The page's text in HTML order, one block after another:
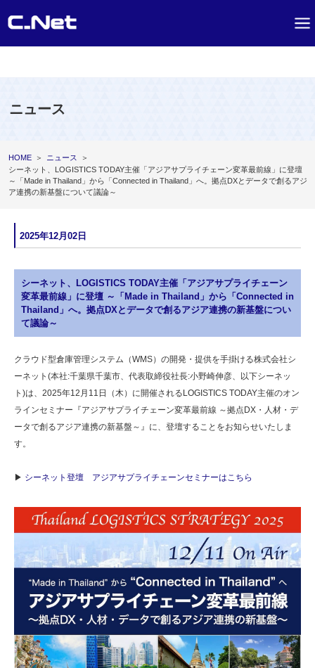
ニュース
HOME ＞ ニュース
＞
シーネット、LOGISTICS TODAY主催「アジアサプライチェーン変革最前線」に登壇
～「Made in Thailand」から「Connected in Thailand」へ。拠点DXとデータで創るアジ
ア連携の新基盤について議論～
2025年12月02日
シーネット、LOGISTICS TODAY主催「アジアサプライチェーン
変革最前線」に登壇 ～「Made in Thailand」から「Connected in
Thailand」へ。拠点DXとデータで創るアジア連携の新基盤につい
て議論～
クラウド型倉庫管理システム（WMS）の開発・提供を手掛ける株式会社シ
ーネット(本社:千葉県千葉市、代表取締役社長:小野崎伸彦、以下シーネッ
ト)は、2025年12月11日（木）に開催されるLOGISTICS TODAY主催のオン
ラインセミナー『アジアサプライチェーン変革最前線 ～拠点DX・人材・デ
ータで創るアジア連携の新基盤～』に、登壇することをお知らせいたしま
す。
▶ シーネット登壇 アジアサプライチェーンセミナーはこちら